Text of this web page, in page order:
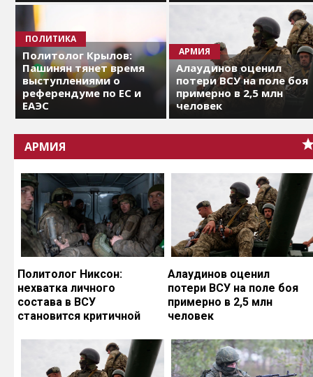
ПОЛИТИКА
Политолог Крылов:
Пашинян тянет время
выступлениями о
референдуме по ЕС и
ЕАЭС
АРМИЯ
Алаудинов оценил
потери ВСУ на поле боя
примерно в 2,5 млн
человек
АРМИЯ
Политолог Никсон:
нехватка личного
состава в ВСУ
становится критичной
Алаудинов оценил
потери ВСУ на поле боя
примерно в 2,5 млн
человек